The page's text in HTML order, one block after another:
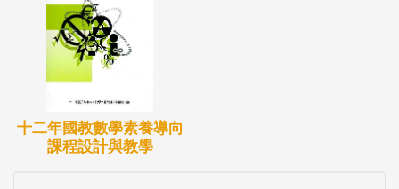
十二年國教數學素養導向
課程設計與教學